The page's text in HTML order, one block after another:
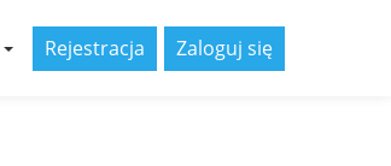
Rejestracja Zaloguj się